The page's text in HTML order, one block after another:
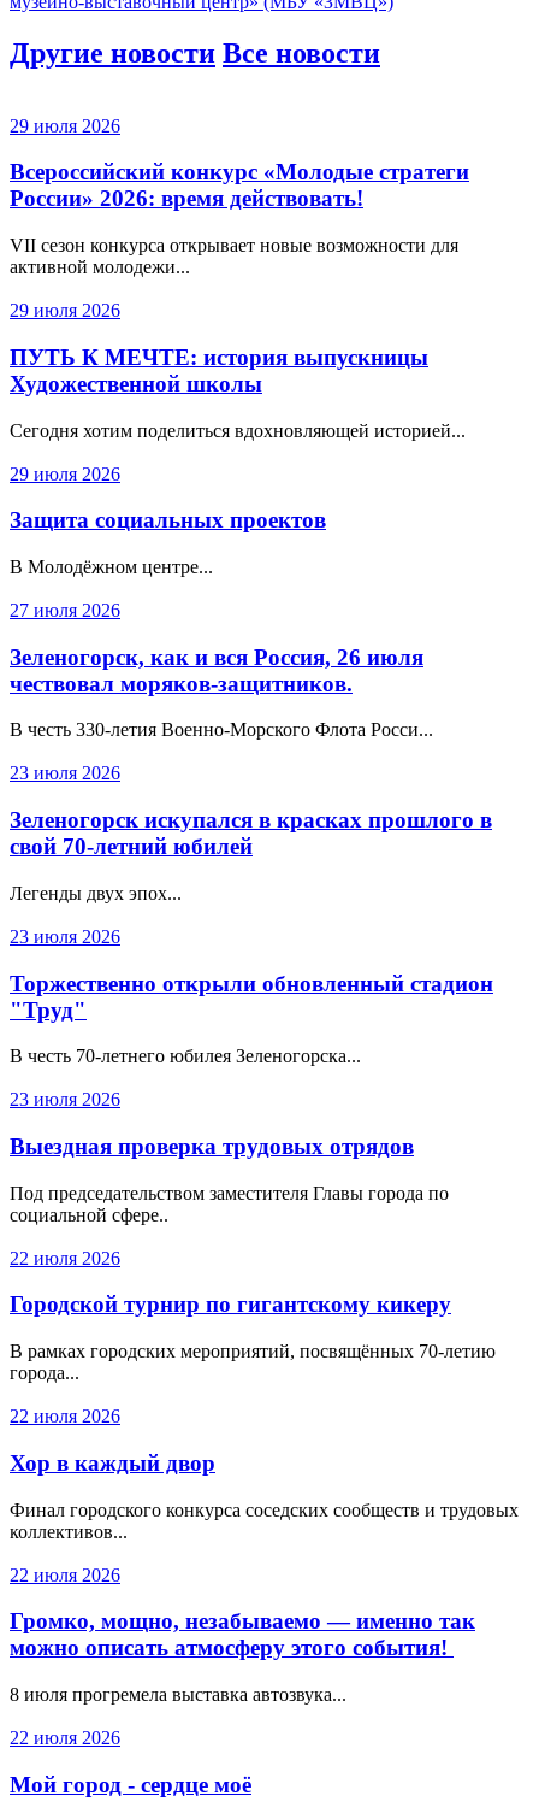
Другие новости Все новости
29 июля 2026
Всероссийский конкурс «Молодые стратеги
России» 2026: время действовать!
VII сезон конкурса открывает новые возможности для
активной молодежи...
29 июля 2026
ПУТЬ К МЕЧТЕ: история выпускницы
Художественной школы
Сегодня хотим поделиться вдохновляющей историей...
29 июля 2026
Защита социальных проектов
В Молодёжном центре...
27 июля 2026
Зеленогорск, как и вся Россия, 26 июля
чествовал моряков-защитников.
В честь 330‑летия Военно‑Морского Флота Росси...
23 июля 2026
Зеленогорск искупался в красках прошлого в
свой 70-летний юбилей
Легенды двух эпох...
23 июля 2026
Торжественно открыли обновленный стадион
"Труд"
В честь 70-летнего юбилея Зеленогорска...
23 июля 2026
Выездная проверка трудовых отрядов
Под председательством заместителя Главы города по
социальной сфере..
22 июля 2026
Городской турнир по гигантскому кикеру
В рамках городских мероприятий, посвящённых 70-летию
города...
22 июля 2026
Хор в каждый двор
Финал городского конкурса соседских сообществ и трудовых
коллективов...
22 июля 2026
Громко, мощно, незабываемо — именно так
можно описать атмосферу этого события!
8 июля прогремела выставка автозвука...
22 июля 2026
Мой город - сердце моё